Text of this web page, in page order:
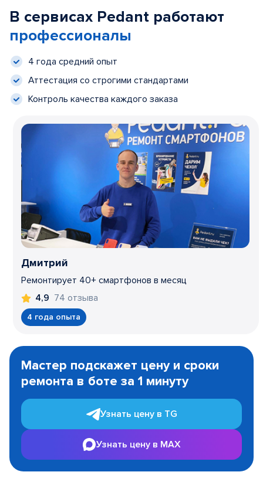
В сервисах Pedant работают
профессионалы
4 года средний опыт
Аттестация со строгими стандартами
Контроль качества каждого заказа
Дмитрий
Ремонтирует 40+ смартфонов в месяц
4,9 74 отзыва
4 года опыта
1
Мастер подскажет цену и сроки
ремонта в боте за 1 минуту
Узнать цену в TG
Узнать цену в MAX